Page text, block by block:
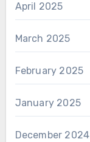
April 2025
March 2025
February 2025
January 2025
December 2024